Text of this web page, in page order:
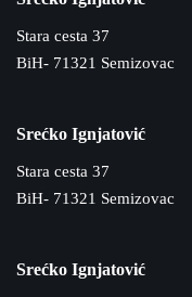
Stara cesta 37
BiH- 71321 Semizovac
Srećko Ignjatović
Stara cesta 37
BiH- 71321 Semizovac
Srećko Ignjatović